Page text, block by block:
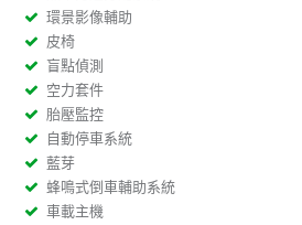
環景影像輔助
皮椅
盲點偵測
空力套件
胎壓監控
自動停車系統
藍芽
蜂鳴式倒車輔助系統
車載主機